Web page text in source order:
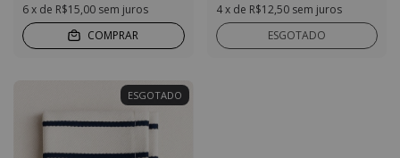
6x de R$15,00 sem juros
COMPRAR
4 x de R$12,50 sem juros
ESGOTADO
ESGOTADO